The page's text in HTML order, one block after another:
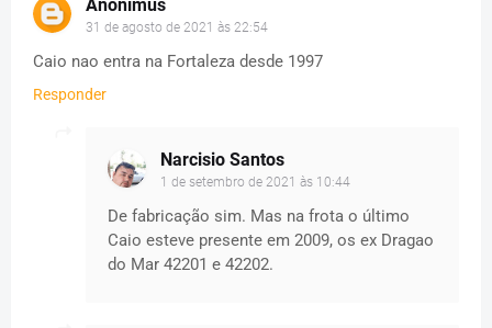
Anonimus
31 de agosto de 2021 às 22:54
Caio nao entra na Fortaleza desde 1997
Responder
Narcisio Santos
1 de setembro de 2021 às 10:44
De fabricação sim. Mas na frota o último
Caio esteve presente em 2009, os ex Dragao
do Mar 42201 e 42202.